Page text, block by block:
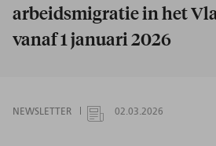
arbeidsmigratie in het
vanaf 1 januari 2026
NEWSLETTER 02.03.2026